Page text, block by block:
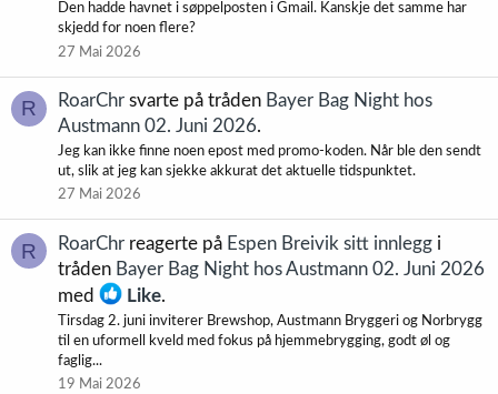
Den hadde havnet i søppelposten i Gmail. Kanskje det samme har
skjedd for noen flere?
27 Mai 2026
R RoarChr svarte på tråden Bayer Bag Night hos
Austmann 02. Juni 2026.
Jeg kan ikke finne noen epost med promo-koden. Når ble den sendt
ut, slik at jeg kan sjekke akkurat det aktuelle tidspunktet.
27 Mai 2026
R RoarChr reagerte på Espen Breivik sitt innlegg i
tråden Bayer Bag Night hos Austmann 02. Juni 2026
med
Like.
Tirsdag 2. juni inviterer Brewshop, Austmann Bryggeri og Norbrygg
til en uformell kveld med fokus på hjemmebrygging, godt øl og
faglig...
19 Mai 2026